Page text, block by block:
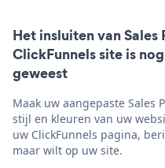
Het insluiten van Sales
ClickFunnels site is
geweest
Maak uw aangepaste Sales
stijl en kleuren van uw
uw ClickFunnels pagina,
maar wilt op uw site.